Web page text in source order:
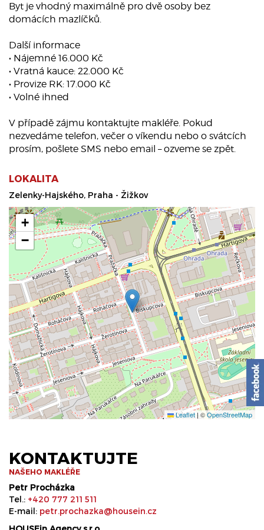
Byt je vhodný maximálně pro dvě osoby bez
domácích mazlíčků.
Další informace
• Nájemné 16.000 Kč
• Vratná kauce: 22.000 Kč
• Provize RK: 17.000 Kč
• Volné ihned
V případě zájmu kontaktujte makléře. Pokud
nezvedáme telefon, večer o víkendu nebo o svátcích
prosím, pošlete SMS nebo email – ozveme se zpět.
LOKALITA
Zelenky-Hajského, Praha - Žižkov
+
−
Leaflet | ©OpenStreetMap
KONTAKTUJTE
NAŠEHO MAKLÉŘE
Petr Procházka
Tel.: +420 777 211 511
E-mail: petr.prochazka@housein.cz